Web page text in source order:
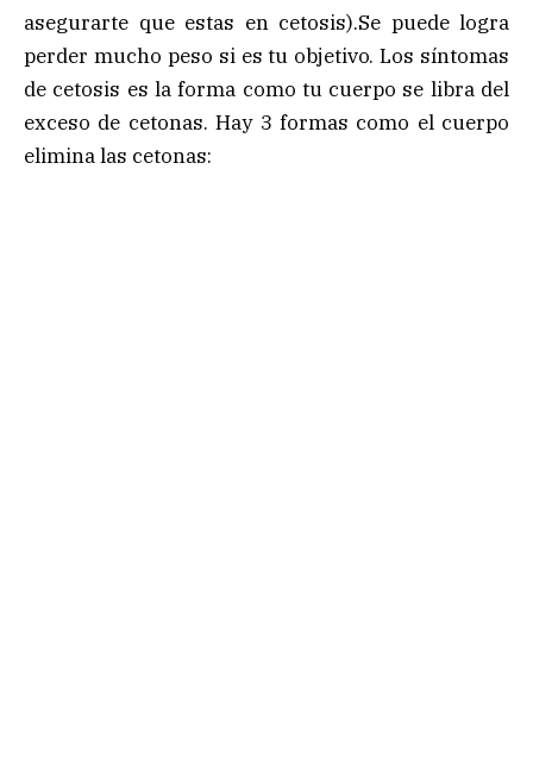
asegurarte que estas en cetosis).Se puede logra
perder mucho peso si es tu objetivo. Los síntomas
de cetosis es la forma como tu cuerpo se libra del
exceso de cetonas. Hay 3 formas como el cuerpo
elimina las cetonas: